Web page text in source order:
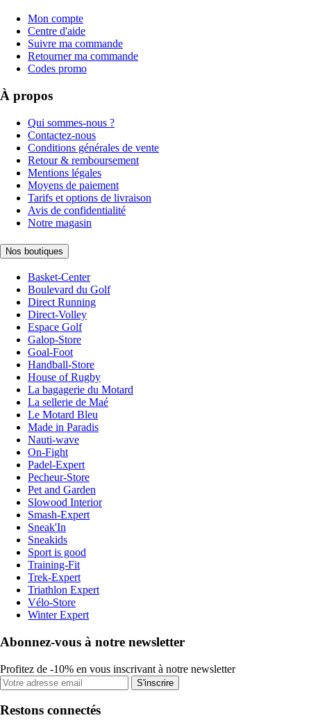
Mon compte
Centre d'aide
Suivre ma commande
Retourner ma commande
Codes promo
À propos
Qui sommes-nous ?
Contactez-nous
Conditions générales de vente
Retour & remboursement
Mentions légales
Moyens de paiement
Tarifs et options de livraison
Avis de confidentialité
Notre magasin
Nos boutiques
Basket-Center
Boulevard du Golf
Direct Running
Direct-Volley
Espace Golf
Galop-Store
Goal-Foot
Handball-Store
House of Rugby
La bagagerie du Motard
La sellerie de Maé
Le Motard Bleu
Made in Paradis
Nauti-wave
On-Fight
Padel-Expert
Pecheur-Store
Pet and Garden
Slowood Interior
Smash-Expert
Sneak'In
Sneakids
Sport is good
Training-Fit
Trek-Expert
Triathlon Expert
Vélo-Store
Winter Expert
Abonnez-vous à notre newsletter
Profitez de -10% en vous inscrivant à notre newsletter
S'inscrire
Restons connectés